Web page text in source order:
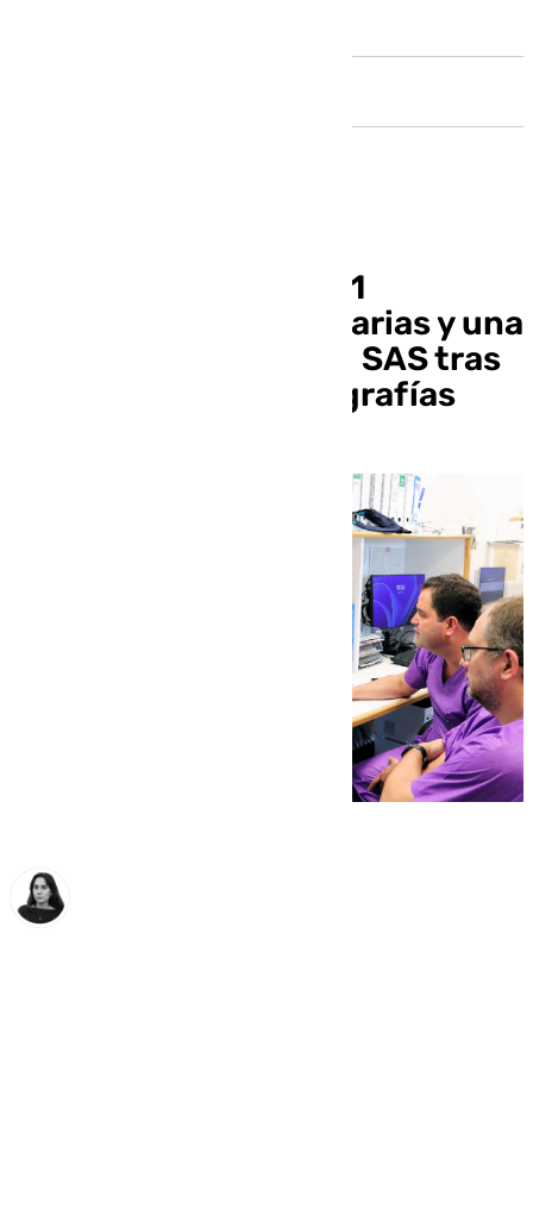
Moreno anuncia 4.371
contrataciones sanitarias y una
reforma profunda del SAS tras
la crisis de las mamografías